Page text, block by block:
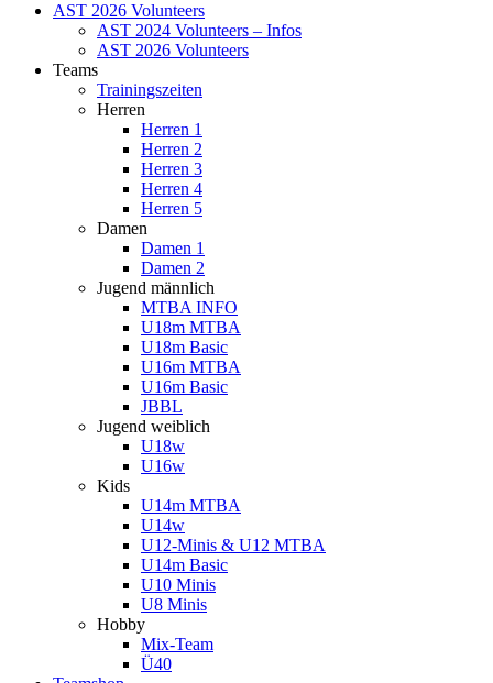
AST 2026 Volunteers
AST 2024 Volunteers – Infos
AST 2026 Volunteers
Teams
Trainingszeiten
Herren
Herren 1
Herren 2
Herren 3
Herren 4
Herren 5
Damen
Damen 1
Damen 2
Jugend männlich
MTBA INFO
U18m MTBA
U18m Basic
U16m MTBA
U16m Basic
JBBL
Jugend weiblich
U18w
U16w
Kids
U14m MTBA
U14w
U12-Minis & U12 MTBA
U14m Basic
U10 Minis
U8 Minis
Hobby
Mix-Team
Ü40